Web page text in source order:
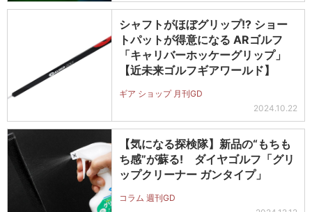
シャフトがほぼグリップ!? ショー
トパットが得意になる ARゴルフ
「キャリバーホッケーグリップ」
【近未来ゴルフギアワールド】
ギア ショップ 月刊GD
2024.10.22
【気になる探検隊】新品の“もちも
ち感”が蘇る! ダイヤゴルフ「グリ
ップクリーナー ガンタイプ」
コラム 週刊GD